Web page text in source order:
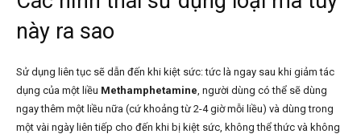
này ra sao
Sử dụng liên tục sẽ dẫn đến khi kiệt sức: tức là ngay sau khi giảm tác
dụng của một liều Methamphetamine, người dùng có thể sẽ dùng
ngay thêm một liều nữa (cứ khoảng từ 2-4 giờ mỗi liều) và dùng trong
một vài ngày liên tiếp cho đến khi bị kiệt sức, không thể thức và không